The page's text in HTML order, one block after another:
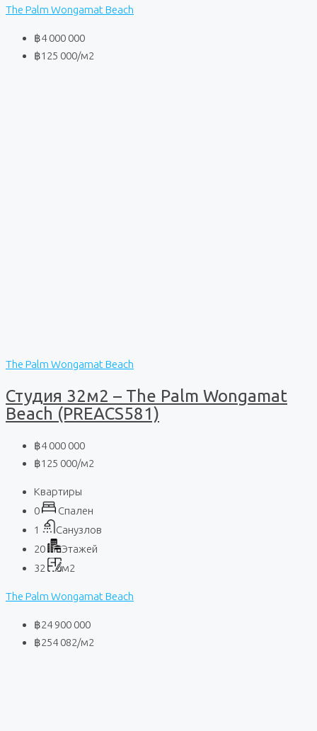
The Palm Wongamat Beach
฿4 000 000
฿125 000/м2
The Palm Wongamat Beach
Студия 32м2 – The Palm Wongamat
Beach (PREACS581)
฿4 000 000
฿125 000/м2
Квартиры
0
Спален
1
Санузлов
20
Этажей
32
м2
The Palm Wongamat Beach
฿24 900 000
฿254 082/м2